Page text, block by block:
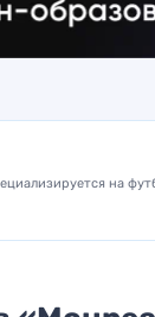
на